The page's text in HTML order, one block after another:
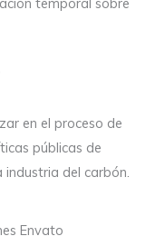
en el proceso de
públicas de
del carbón.
Envato